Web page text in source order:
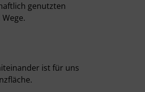
genutzten
ist für uns